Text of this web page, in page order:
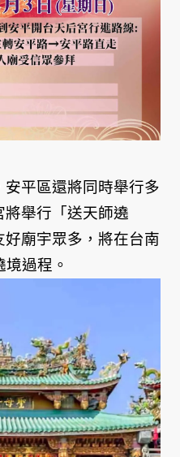
平區還將同時舉行多
舉行「送天師遶
廟宇眾多，將在台南
過程。